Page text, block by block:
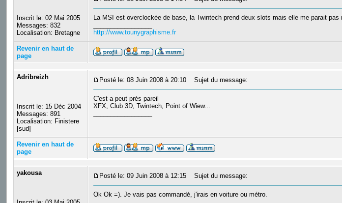
Inscrit le: 02 Mai 2005
Messages: 832
Localisation: Bretagne
La MSI est overclockée de base, la Twintech prend deux slots mais elle me parait pas
http://www.tounygraphisme.fr
Revenir en haut de
page
Adribreizh
Inscrit le: 15 Déc 2004
Messages: 891
Localisation: Finistere
[sud]
Posté le: 08 Juin 2008 à 20:10 Sujet du message:
C'est a peut près pareil
XFX, Club 3D, Twintech, Point of Wiew...
Revenir en haut de
page
yakousa Posté le: 09 Juin 2008 à 12:15 Sujet du message:
Ok Ok =). Je vais pas commandé, j'irais en voiture ou métro.